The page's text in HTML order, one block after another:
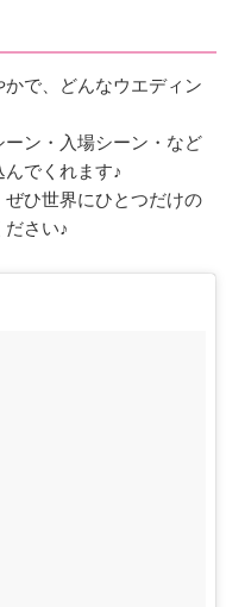
で、どんなウエディン
ン・入場シーン・など
でくれます♪
ひ世界にひとつだけの
ださい♪